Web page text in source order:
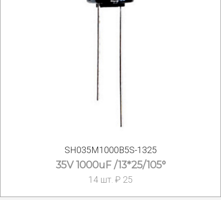
SH035M1000B5S-1325
35V 1000uF /13*25/105°
14 шт. ₽ 25